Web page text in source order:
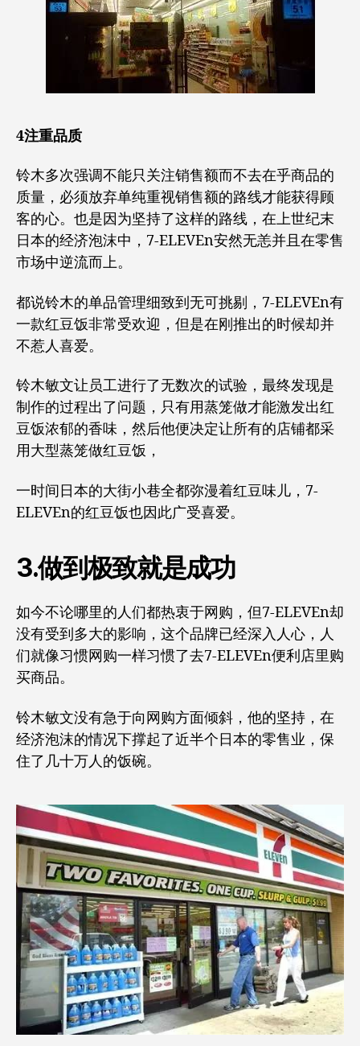
4注重品质
铃木多次强调不能只关注销售额而不去在乎商品的
质量，必须放弃单纯重视销售额的路线才能获得顾
客的心。也是因为坚持了这样的路线，在上世纪末
日本的经济泡沫中，7-ELEVEn安然无恙并且在零售
市场中逆流而上。
都说铃木的单品管理细致到无可挑剔，7-ELEVEn有
一款红豆饭非常受欢迎，但是在刚推出的时候却并
不惹人喜爱。
铃木敏文让员工进行了无数次的试验，最终发现是
制作的过程出了问题，只有用蒸笼做才能激发出红
豆饭浓郁的香味，然后他便决定让所有的店铺都采
用大型蒸笼做红豆饭，
一时间日本的大街小巷全都弥漫着红豆味儿，7-
ELEVEn的红豆饭也因此广受喜爱。
3.做到极致就是成功
如今不论哪里的人们都热衷于网购，但7-ELEVEn却
没有受到多大的影响，这个品牌已经深入人心，人
们就像习惯网购一样习惯了去7-ELEVEn便利店里购
买商品。
铃木敏文没有急于向网购方面倾斜，他的坚持，在
经济泡沫的情况下撑起了近半个日本的零售业，保
住了几十万人的饭碗。